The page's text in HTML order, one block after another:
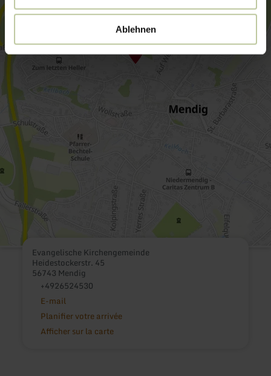
Ablehnen
Evangelische Kirchengemeinde
Heidestockerstr. 45
56743 Mendig
+4926524530
E-mail
Planifier votre arrivée
Afficher sur la carte